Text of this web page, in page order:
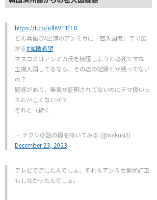
https://t.co/ollKVTTf1D
どん兵衛CM出演のアンミカに「密入国者」デマ広
がる#拡散希望
マスコミはアンミカ氏を擁護しようと必死ですね
正規入国してるなら、その辺の記録とか残ってない
の？
疑惑があり、無実が証明されてないのにデマ扱いっ
ておかしくないか？
それと（続く
— ナクシ＠話の種を蒔いてみる (@nakusi2)
December 23, 2023
テレビで流したんでしょ、それをアンミカ側が訂正
もしなかったんでしょ。